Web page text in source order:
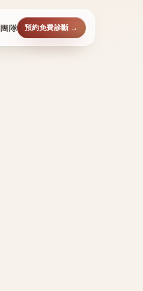
團隊 預約免費診斷 →